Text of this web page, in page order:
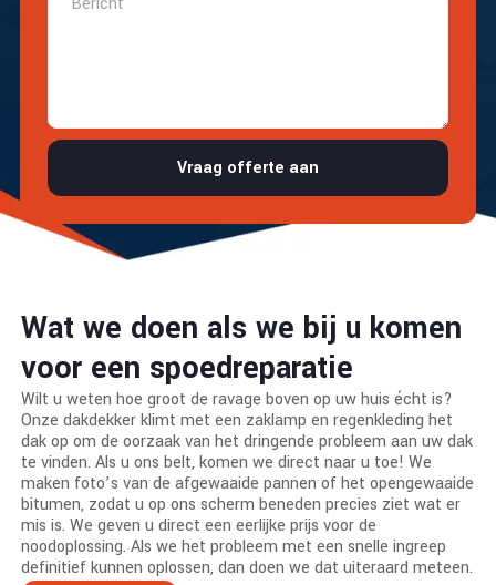
Vraag offerte aan
Wat we doen als we bij u komen
voor een spoedreparatie
Wilt u weten hoe groot de ravage boven op uw huis écht is?
Onze dakdekker klimt met een zaklamp en regenkleding het
dak op om de oorzaak van het dringende probleem aan uw dak
te vinden. Als u ons belt, komen we direct naar u toe! We
maken foto’s van de afgewaaide pannen of het opengewaaide
bitumen, zodat u op ons scherm beneden precies ziet wat er
mis is. We geven u direct een eerlijke prijs voor de
noodoplossing. Als we het probleem met een snelle ingreep
definitief kunnen oplossen, dan doen we dat uiteraard meteen.